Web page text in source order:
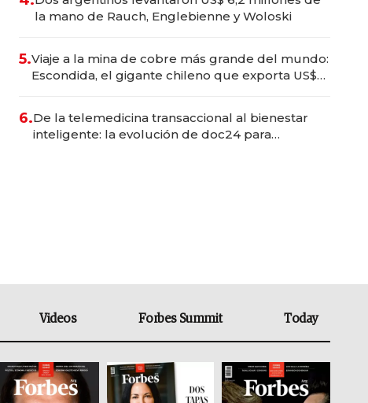
la mano de Rauch, Englebienne y Woloski
5.Viaje a la mina de cobre más grande del mundo:
Escondida, el gigante chileno que exporta US$
6.De la telemedicina transaccional al bienestar
inteligente: la evolución de doc24 para
Videos Forbes Summit Today